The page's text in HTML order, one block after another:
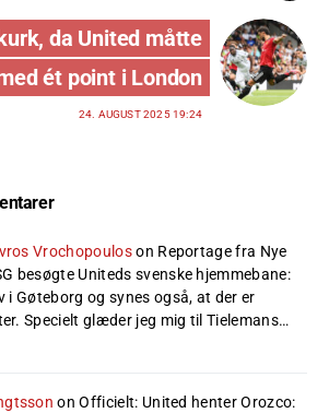
da United måtte
ét point i London
24. AUGUST 2025 19:24
Vrochopouloson Reportage fra Nye
besøgte Uniteds svenske hjemmebane:
i Gøteborg og synes også, at der er
Specielt glæder jeg mig til Tielemans…
onOfficielt: United henter Orozco: